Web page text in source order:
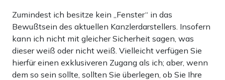
Zumindest ich besitze kein „Fenster“ in das
Bewußtsein des aktuellen Kanzlerdarstellers. Insofern
kann ich nicht mit gleicher Sicherheit sagen, was
dieser weiß oder nicht weiß. Vielleicht verfügen Sie
hierfür einen exklusiveren Zugang als ich; aber, wenn
dem so sein sollte, sollten Sie überlegen, ob Sie Ihre